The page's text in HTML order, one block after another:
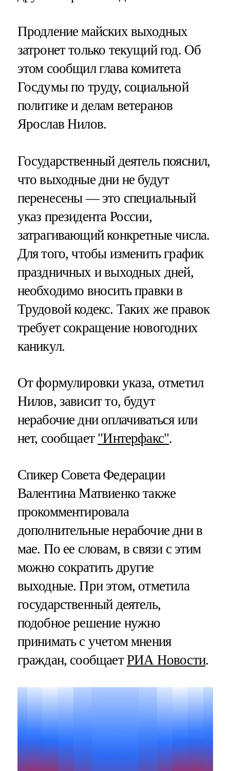
Продление майских выходных
затронет только текущий год. Об
этом сообщил глава комитета
Госдумы по труду, социальной
политике и делам ветеранов
Ярослав Нилов.
Государственный деятель пояснил,
что выходные дни не будут
перенесены — это специальный
указ президента России,
затрагивающий конкретные числа.
Для того, чтобы изменить график
праздничных и выходных дней,
необходимо вносить правки в
Трудовой кодекс. Таких же правок
требует сокращение новогодних
каникул.
От формулировки указа, отметил
Нилов, зависит то, будут
нерабочие дни оплачиваться или
нет, сообщает "Интерфакс".
Спикер Совета Федерации
Валентина Матвиенко также
прокомментировала
дополнительные нерабочие дни в
мае. По ее словам, в связи с этим
можно сократить другие
выходные. При этом, отметила
государственный деятель,
подобное решение нужно
принимать с учетом мнения
граждан, сообщаетРИА Новости.